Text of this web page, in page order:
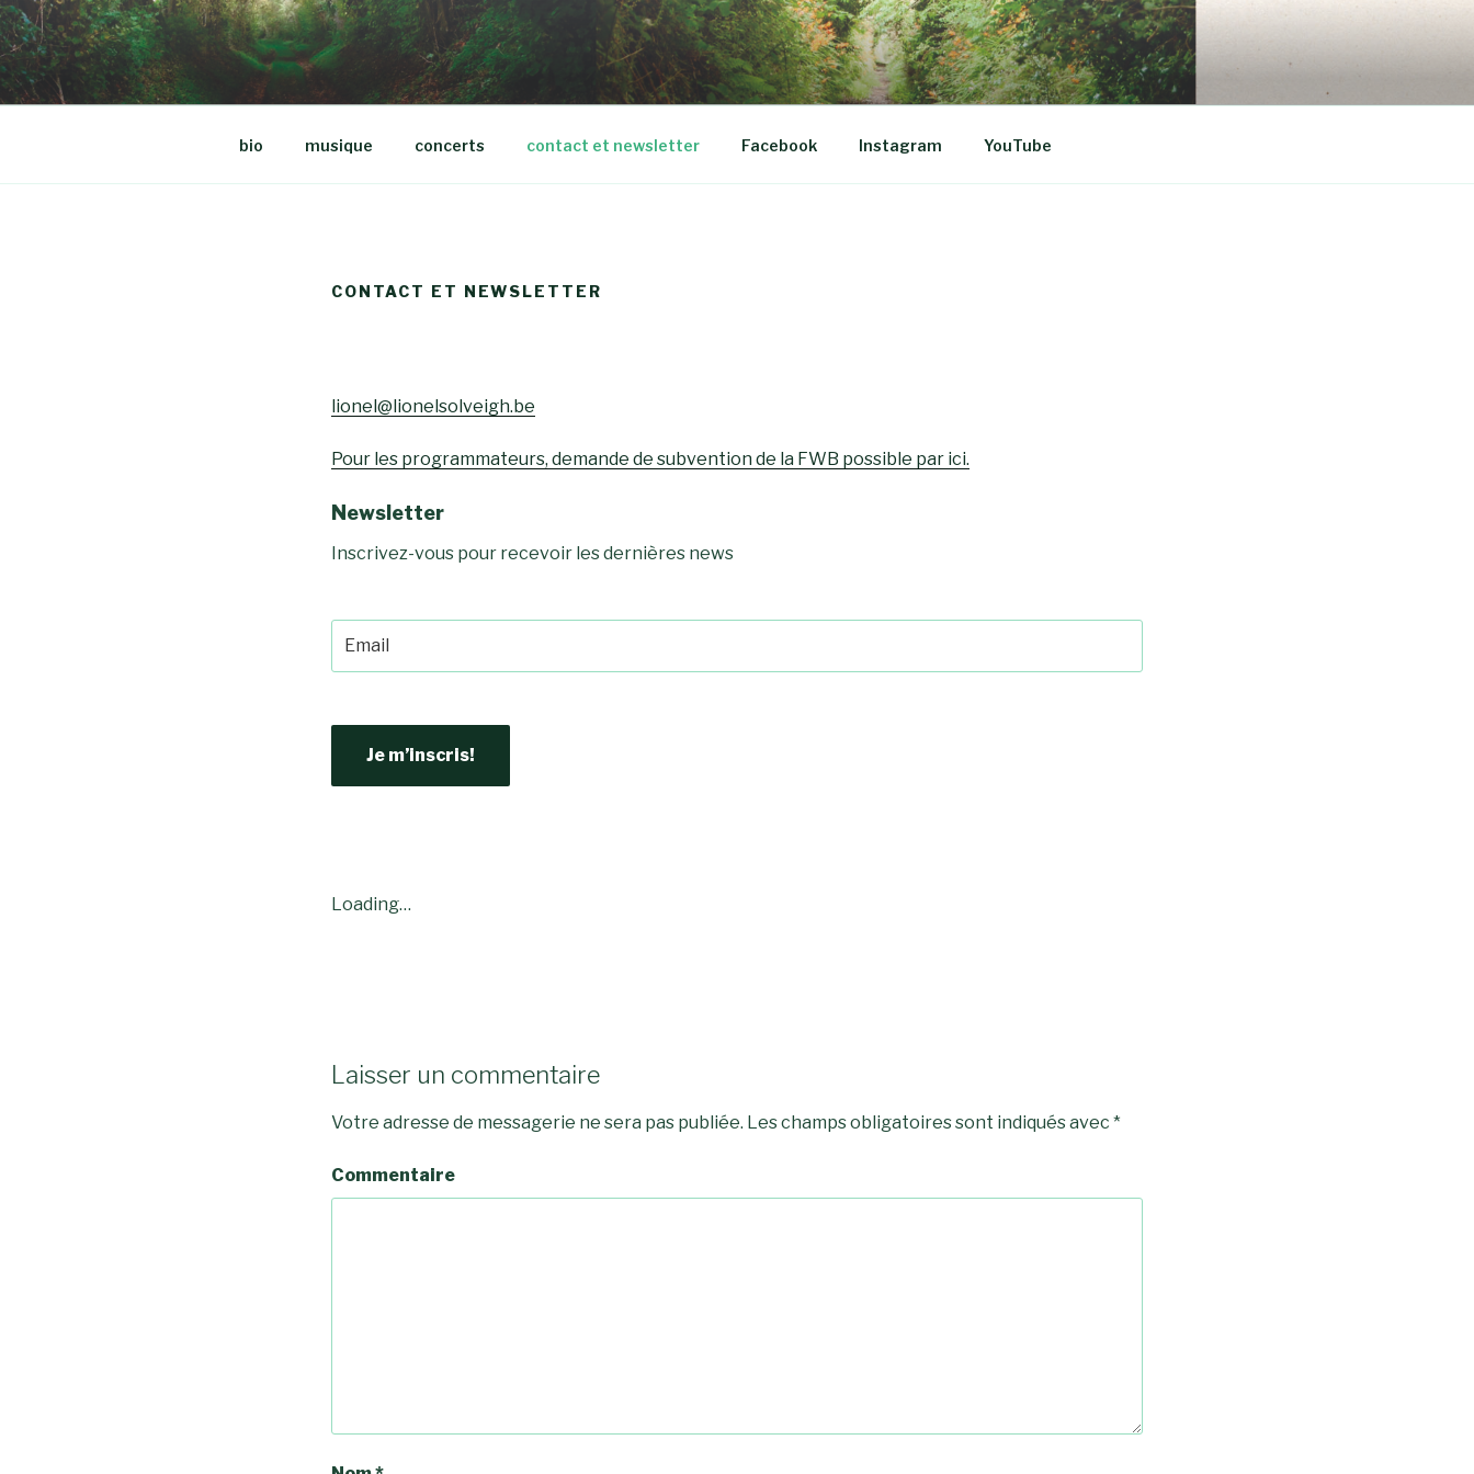
Aller
au
contenu
principal
LIONEL SOLVEIGH
bio musique concerts contact et newsletter Facebook Instagram YouTube
CONTACT ET NEWSLETTER
lionel@lionelsolveigh.be
Pour les programmateurs, demande de subvention de la FWB possible par ici.
Newsletter
Inscrivez-vous pour recevoir les dernières news
Je m’inscris!
Loading…
Laisser un commentaire
Votre adresse de messagerie ne sera pas publiée. Les champs obligatoires sont indiqués avec *
Commentaire